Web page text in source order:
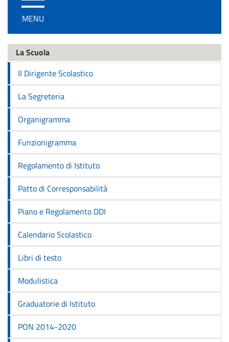
/
disattiva
navigazione
MENU
La Scuola
Il Dirigente Scolastico
La Segreteria
Organigramma
Funzionigramma
Regolamento di Istituto
Patto di Corresponsabilità
Piano e Regolamento DDI
Calendario Scolastico
Libri di testo
Modulistica
Graduatorie di Istituto
PON 2014-2020